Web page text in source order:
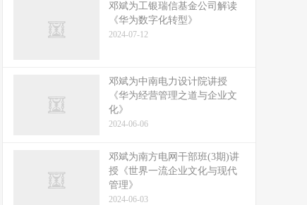
邓斌为工银瑞信基金公司解读
《华为数字化转型》
2024-07-12
邓斌为中南电力设计院讲授
《华为经营管理之道与企业文
化》
2024-06-06
邓斌为南方电网干部班(3期)讲
授《世界一流企业文化与现代
管理》
2024-06-03